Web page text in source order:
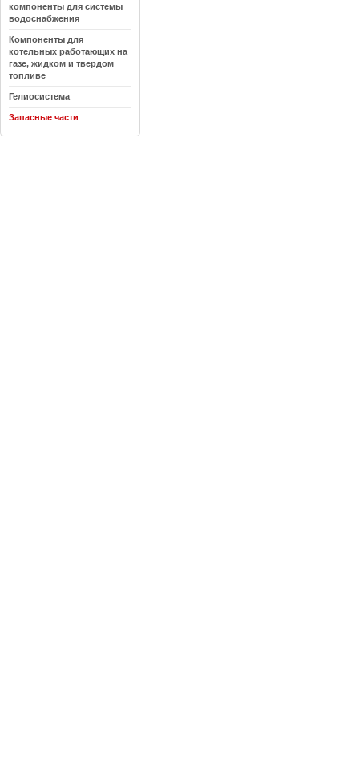
компоненты для системы
водоснабжения
Компоненты для
котельных работающих на
газе, жидком и твердом
топливе
Гелиосистема
Запасные части